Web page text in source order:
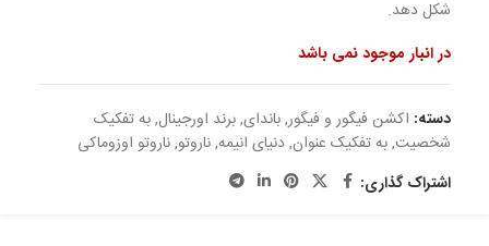
شکل دهد.
در انبار موجود نمی باشد
دسته: اکشن فیگور و فیگور,باندای,برند اورجینال,به تفکیک
شخصیت,به تفکیک عنوان,دنیای انیمه,ناروتو,ناروتو اوزوماکی
اشتراک گذاری: